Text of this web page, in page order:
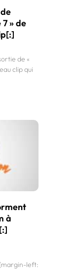
» de
de «
clip qui
à
left: